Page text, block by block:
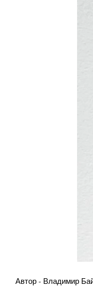
Автор - Владимир